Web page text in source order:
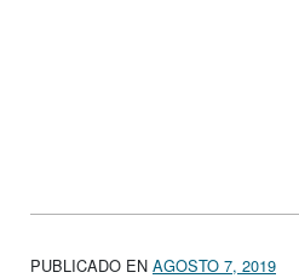
PUBLICADO EN AGOSTO 7, 2019